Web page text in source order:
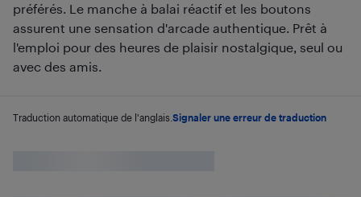
préférés. Le manche à balai réactif et les boutons
assurent une sensation d'arcade authentique. Prêt à
l'emploi pour des heures de plaisir nostalgique, seul ou
avec des amis.
Traduction automatique de l'anglais. Signaler une erreur de traduction